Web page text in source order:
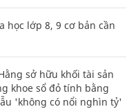
học lớp 8, 9 cơ bản cần
sở hữu khối tài sản
khoe sổ đỏ tính bằng
'không có nổi nghìn tỷ'